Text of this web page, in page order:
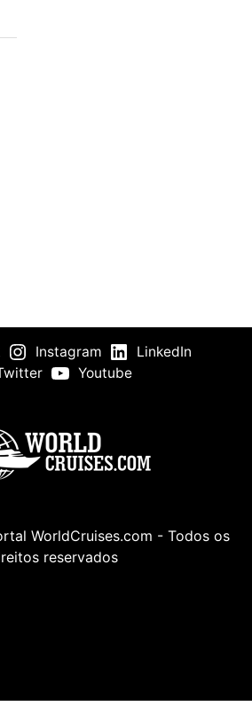
Instagram
LinkedIn
Youtube
WorldCruises.com - Todos os
reservados